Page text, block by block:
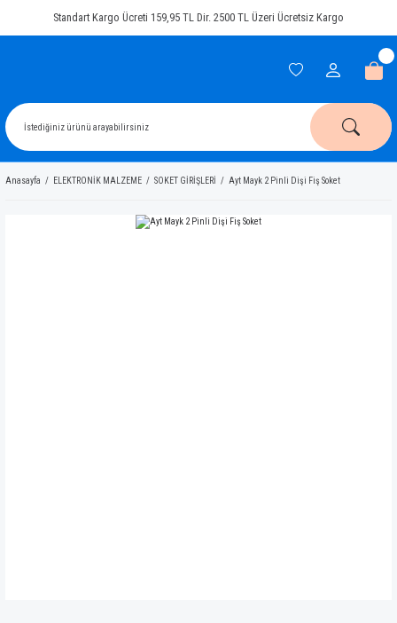
Standart Kargo Ücreti 159,95 TL Dir. 2500 TL Üzeri Ücretsiz Kargo
Anasayfa ELEKTRONİK MALZEME SOKET GİRİŞLERİ Ayt Mayk 2 Pinli Dişi Fiş Soket